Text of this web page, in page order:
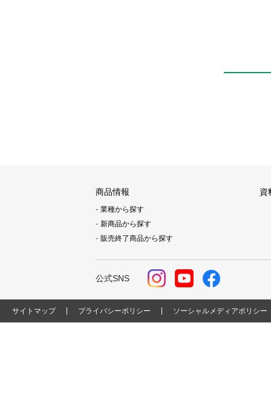
商品情報
業種から探す
新商品から探す
販売終了商品から探す
資
公式SNS
サイトマップ プライバシーポリシー ソーシャルメディアポリシー